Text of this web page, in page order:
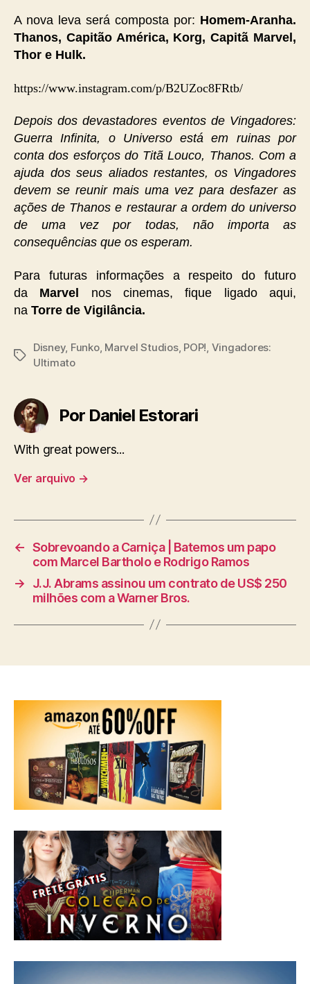
A nova leva será composta por: Homem-Aranha.
Thanos, Capitão América, Korg, Capitã Marvel,
Thor e Hulk.
https://www.instagram.com/p/B2UZoc8FRtb/
Depois dos devastadores eventos de Vingadores:
Guerra Infinita, o Universo está em ruinas por
conta dos esforços do Titã Louco, Thanos. Com a
ajuda dos seus aliados restantes, os Vingadores
devem se reunir mais uma vez para desfazer as
ações de Thanos e restaurar a ordem do universo
de uma vez por todas, não importa as
consequências que os esperam.
Para futuras informações a respeito do futuro
da Marvel nos cinemas, fique ligado aqui,
na Torre de Vigilância.
Tags
Disney, Funko, Marvel Studios, POP!, Vingadores:
Ultimato
Por Daniel Estorari
With great powers...
Ver arquivo →
← Sobrevoando a Carniça | Batemos um papo
com Marcel Bartholo e Rodrigo Ramos
→
J.J. Abrams assinou um contrato de US$ 250
milhões com a Warner Bros.